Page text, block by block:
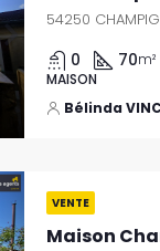
54250
0 70m²
MAISON
Bélinda
Next
VENTE
Maison